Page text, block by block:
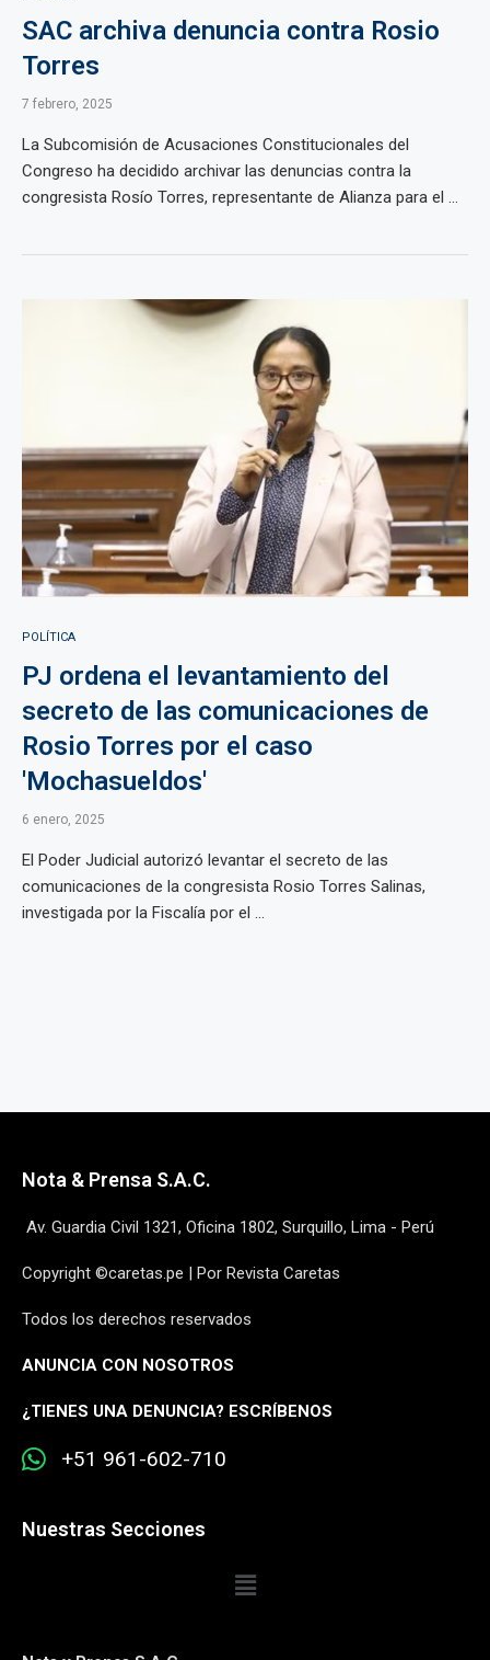
SAC archiva denuncia contra Rosio
Torres
7 febrero, 2025
La Subcomisión de Acusaciones Constitucionales del
Congreso ha decidido archivar las denuncias contra la
congresista Rosío Torres, representante de Alianza para el ...
POLÍTICA
PJ ordena el levantamiento del
secreto de las comunicaciones de
Rosio Torres por el caso
'Mochasueldos'
6 enero, 2025
El Poder Judicial autorizó levantar el secreto de las
comunicaciones de la congresista Rosio Torres Salinas,
investigada por la Fiscalía por el ...
Nota & Prensa S.A.C.
Av. Guardia Civil 1321, Oficina 1802, Surquillo, Lima - Perú
Copyright ©caretas.pe | Por Revista Caretas
Todos los derechos reservados
ANUNCIA CON NOSOTROS
¿TIENES UNA DENUNCIA? ESCRÍBENOS
+51 961-602-710
Nuestras Secciones